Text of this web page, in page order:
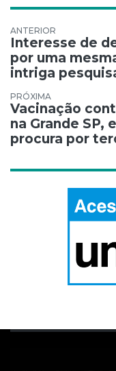
Interesse de
por uma
intriga
Vacinação
na Grande SP,
procura por